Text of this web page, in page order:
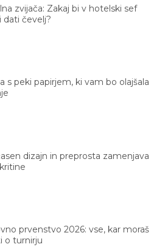
zvijača: Zakaj bi v hotelski sef
dati čevelj?
s peki papirjem, ki vam bo olajšala
dizajn in preprosta zamenjava
prvenstvo 2026: vse, kar moraš
o turnirju